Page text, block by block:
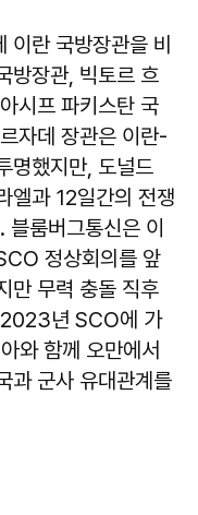
이란 국방장관을 비
방장관, 빅토르 흐
시프 파키스탄 국
자데 장관은 이란-
명했지만, 도널드
엘과 12일간의 전쟁
룸버그통신은 이
정상회의를 앞
만 무력 충돌 직후
2023년 SCO에 가
와 함께 오만에서
과 군사 유대관계를